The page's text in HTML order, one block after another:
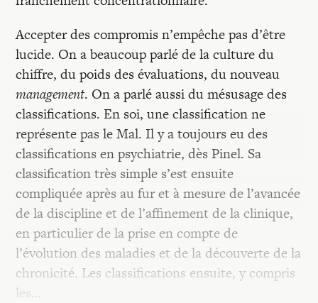
Accepter des compromis n’empêche pas d’être
lucide. On a beaucoup parlé de la culture du
chiffre, du poids des évaluations, du nouveau
management. On a parlé aussi du mésusage des
classifications. En soi, une classification ne
représente pas le Mal. Il y a toujours eu des
classifications en psychiatrie, dès Pinel. Sa
classification très simple s’est ensuite
compliquée après au fur et à mesure de l’avancée
de la discipline et de l’affinement de la clinique,
en particulier de la prise en compte de
l’évolution des maladies et de la découverte de la
chronicité. Les classifications ensuite, y compris
les…